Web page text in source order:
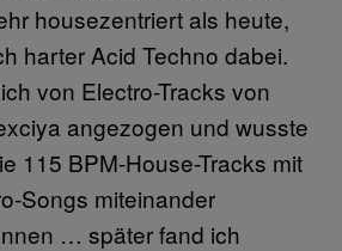
housezentriert als heute,
harter Acid Techno dabei.
von Electro-Tracks von
angezogen und wusste
115 BPM-House-Tracks mit
Songs miteinander
… später fand ich